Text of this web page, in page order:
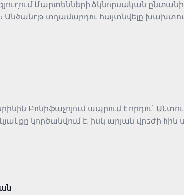
Մարտենների ձկնորսական
Անծանոթ տղամարդու հայտնվելը
անսպասելի փորձության
Բոնիֆաչոյում ապրում է որդու՝
կործանվում է, իսկ արյան վրեժի հին
վեր են անձնական խաղաղությունից։